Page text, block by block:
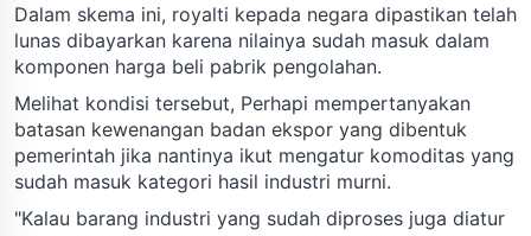
Dalam skema ini, royalti kepada negara dipastikan telah
lunas dibayarkan karena nilainya sudah masuk dalam
komponen harga beli pabrik pengolahan.
Melihat kondisi tersebut, Perhapi mempertanyakan
batasan kewenangan badan ekspor yang dibentuk
pemerintah jika nantinya ikut mengatur komoditas yang
sudah masuk kategori hasil industri murni.
"Kalau barang industri yang sudah diproses juga diatur